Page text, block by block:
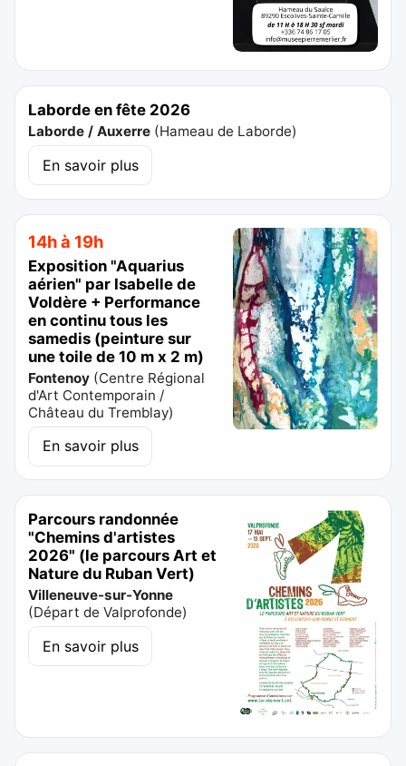
Laborde en fête 2026
Laborde / Auxerre (Hameau de Laborde)
En savoir plus
14h à 19h
Exposition "Aquarius
aérien" par Isabelle de
Voldère + Performance
en continu tous les
samedis (peinture sur
une toile de 10 m x 2 m)
Fontenoy (Centre Régional
d'Art Contemporain /
Château du Tremblay)
En savoir plus
Parcours randonnée
"Chemins d'artistes
2026" (le parcours Art et
Nature du Ruban Vert)
Villeneuve-sur-Yonne
(Départ de Valprofonde)
En savoir plus